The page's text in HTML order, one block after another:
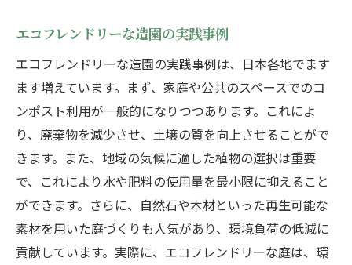
エコフレンドリーな造園の実践事例
エコフレンドリーな造園の実践事例は、日本各地でます
ます増えています。まず、家庭や公共のスペースでのコ
ンポスト利用が一般的になりつつあります。これによ
り、廃棄物を減少させ、土壌の質を向上させることがで
きます。また、地域の気候に適した植物の選択は重要
で、これにより水や肥料の使用量を最小限に抑えること
ができます。さらに、自然石や木材といった再生可能な
素材を用いた庭づくりも人気があり、環境負荷の低減に
貢献しています。実際に、エコフレンドリーな庭は、環